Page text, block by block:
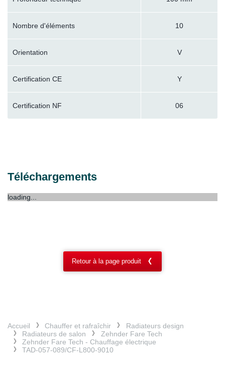
Nombre d'éléments 10
Orientation V
Certification CE Y
Certification NF 06
Téléchargements
loading...
Retour à la page produit
Accueil Chauffer et rafraîchir
Radiateurs design
Radiateurs de salon
Zehnder Fare Tech
Zehnder Fare Tech - Chauffage électrique
TAD-057-089/CF-L800-9010